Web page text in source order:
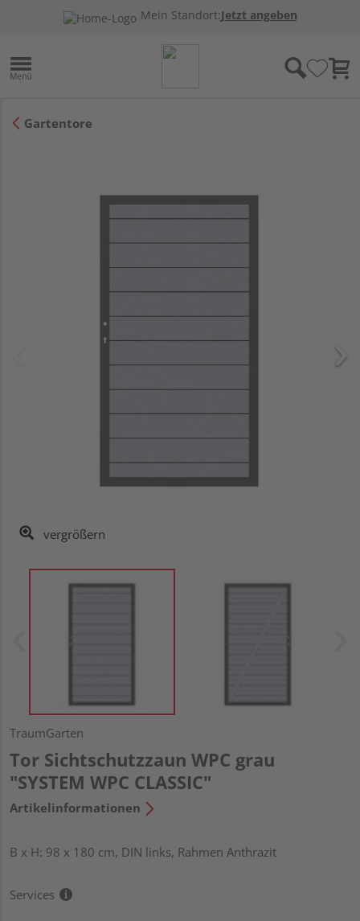
Mein Standort:Jetzt angeben
Gartentore
vergrößern
TraumGarten
Tor Sichtschutzzaun WPC grau
"SYSTEM WPC CLASSIC"
Artikelinformationen
B x H: 98 x 180 cm, DIN links, Rahmen Anthrazit
Services